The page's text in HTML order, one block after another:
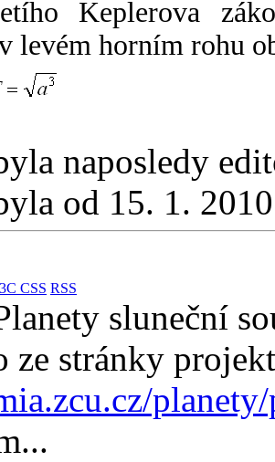
Keplerova
levém horním rohu
naposledy
od 15. 1.
CSS RSS
sluneční
ze stránky